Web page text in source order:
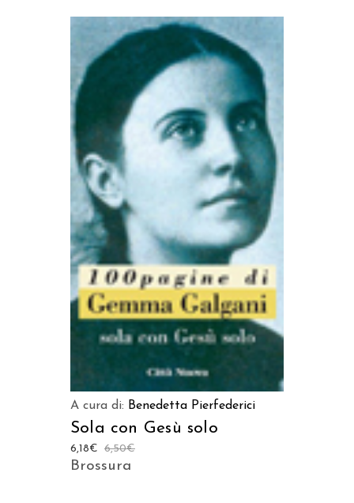
AGGIUNGI AL CARRELLO
A cura di: Benedetta Pierfederici
Sola con Gesù solo
6,50€
6,18€
Brossura